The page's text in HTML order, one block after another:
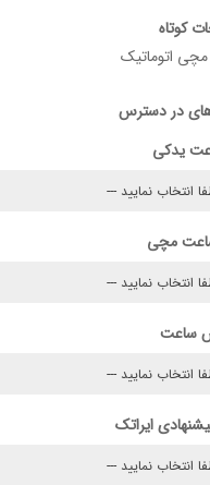
کوتاه
اتوماتیک
در دسترس
یدکی
مچی
ساعت
ایراتک